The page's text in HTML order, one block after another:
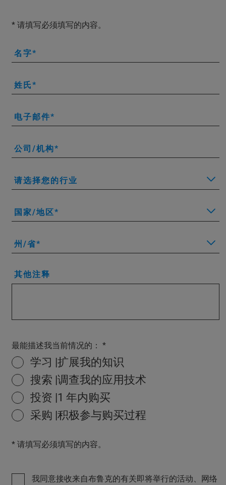
* 请填写必须填写的内容。
名字
姓氏
电子邮件
公司/机构
请选择您的行业
国家/地区
州/省
其他注释
最能描述我当前情况的：
学习 |扩展我的知识
搜索 |调查我的应用技术
投资 |1 年内购买
采购 |积极参与购买过程
* 请填写必须填写的内容。
我同意接收来自布鲁克的有关即将举行的活动、网络